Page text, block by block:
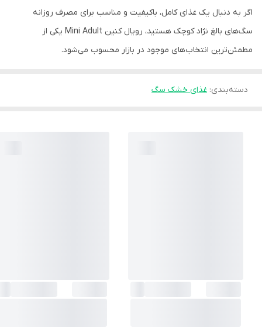
اگر به دنبال یک غذای کامل، باکیفیت و مناسب برای مصرف روزانه
سگ‌های بالغ نژاد کوچک هستید، رویال کنین Mini Adult یکی از
مطمئن‌ترین انتخاب‌های موجود در بازار محسوب می‌شود.
دسته‌بندی: غذای خشک سگ